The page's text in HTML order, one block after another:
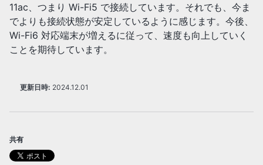
11ac、つまり Wi-Fi5 で接続しています。それでも、今ま
でよりも接続状態が安定しているように感じます。今後、
Wi-Fi6 対応端末が増えるに従って、速度も向上していく
ことを期待しています。
更新日時: 2024.12.01
共有